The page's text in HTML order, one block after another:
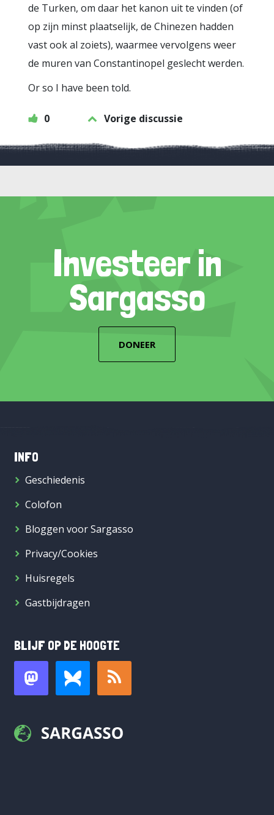
de Turken, om daar het kanon uit te vinden (of
op zijn minst plaatselijk, de Chinezen hadden
vast ook al zoiets), waarmee vervolgens weer
de muren van Constantinopel geslecht werden.
Or so I have been told.
0 Vorige discussie
Investeer in
Sargasso
DONEER
INFO
Geschiedenis
Colofon
Bloggen voor Sargasso
Privacy/Cookies
Huisregels
Gastbijdragen
BLIJF OP DE HOOGTE